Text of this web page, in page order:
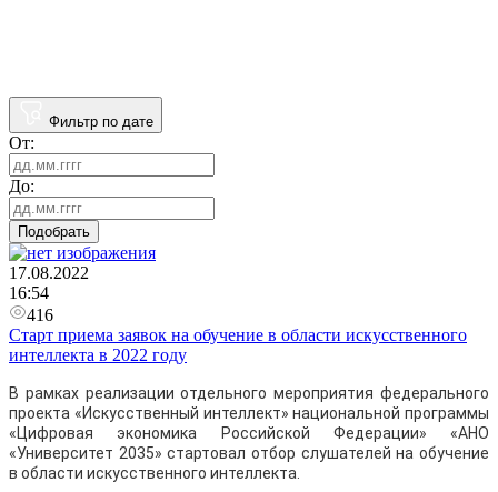
Фильтр по дате
От:
До:
Подобрать
17.08.2022
16:54
416
Старт приема заявок на обучение в области искусственного
интеллекта в 2022 году
В рамках реализации отдельного мероприятия федерального
проекта «Искусственный интеллект» национальной программы
«Цифровая экономика Российской Федерации» «АНО
«Университет 2035» стартовал отбор слушателей на обучение
в области искусственного интеллекта.